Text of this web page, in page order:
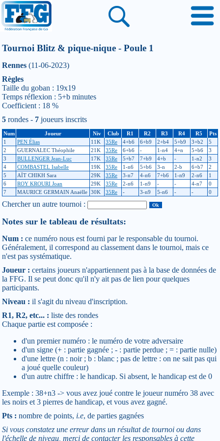
Tournoi Blitz & pique-nique - Poule 1
Rennes (11-06-2023)
Règles
Taille du goban : 19x19
Temps réflexion : 5+b minutes
Coefficient : 18 %
5 rondes - 7 joueurs inscrits
Num Joueur Niv Club R1 R2 R3 R4 R5
Pts
1
PEN Élias 11K 35Re 4+b6 6+b9 2+b4 5+b9 3+b2
5
2
GUERNALEC Théophile 21K 35Re 6+b6 - 1-n4 4+n 5+b6
3
3
BULLENGER Jean-Luc 17K 35Re 5+b7 7+b9 4+b - 1-n2
3
4
COMBASTEL Isabelle 19K 35Re 1-n6 5+b6 3-n 2-b 6+b7
2
5
AÏT CHIKH Sara 29K 35Re 3-n7 4-n6 7+b6 1-n9 2-n6
1
6
ROY KROURI Joan 29K 35Re 2-n6 1-n9 - - 4-n7
0
7
MAURICE GERMAIN Anaëlle 30K 35Re - 3-n9 5-n6 - - 0
Chercher un autre tournoi :
Notes sur le tableau de résultats:
Num : ce numéro nous est fourni par le responsable du tournoi.
Généralement, il correspond au classement dans le tournoi, mais ce
n'est pas systématique.
Joueur : certains joueurs n'appartiennent pas à la base de données de
la FFG. Il se peut donc qu'il n'y ait pas de lien pour quelques
participants.
Niveau : il s'agit du niveau d'inscription.
R1, R2, etc... : liste des rondes
Chaque partie est composée :
d'un premier numéro : le numéro de votre adversaire
d'un signe (+ : partie gagnée ; - : partie perdue ; = : partie nulle)
d'une lettre (n : noir ; b : blanc ; pas de lettre : on ne sait pas qui
a joué quelle couleur)
d'un autre chiffre : le handicap. Si absent, le handicap est de 0
Exemple : 38+n3 -> vous avez joué contre le joueur numéro 38 avec
les noirs et 3 pierres de handicap, et vous avez gagné.
Pts : nombre de points, i.e, de parties gagnées
Si vous constatez une erreur dans un résultat de tournoi ou dans
l'échelle de niveau, merci de contacter les responsables à cette